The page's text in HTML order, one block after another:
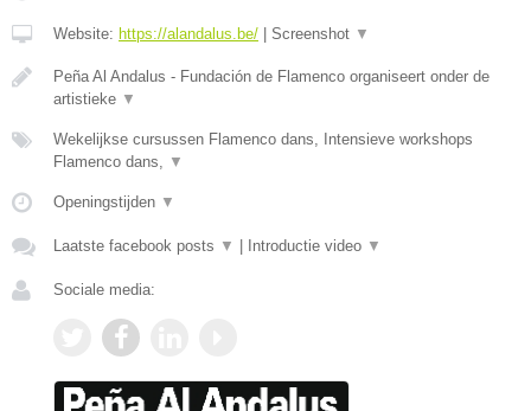
Website: https://alandalus.be/ | Screenshot ▼
Peña Al Andalus - Fundación de Flamenco organiseert onder de
artistieke ▼
Wekelijkse cursussen Flamenco dans, Intensieve workshops
Flamenco dans,
▼
Openingstijden ▼
Laatste facebook posts ▼ | Introductie video ▼
Sociale media: